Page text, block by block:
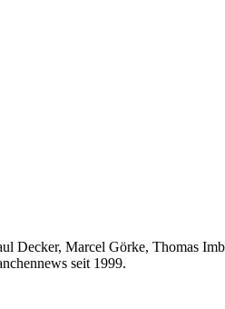
Decker, Marcel Görke, Thomas
seit 1999.